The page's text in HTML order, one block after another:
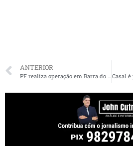
ANTERIOR